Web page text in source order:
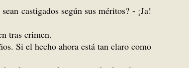
castigados según sus méritos? - ¡Ja!
tras crimen.
Si el hecho ahora está tan claro como